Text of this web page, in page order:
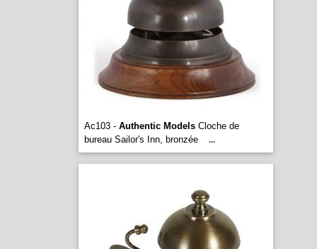
Ac103 - Authentic ModelsCloche de
bureau Sailor's Inn, bronzée
...